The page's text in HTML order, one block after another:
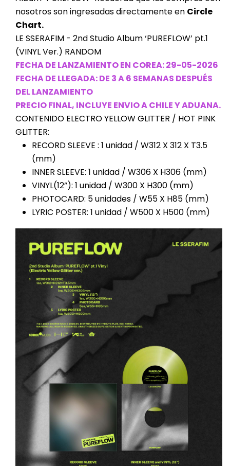
nosotros son ingresadas directamente en Circle
Chart.
LE SSERAFIM - 2nd Studio Album ‘PUREFLOW’ pt.1
(VINYL Ver.) RANDOM
FECHA DE LANZAMIENTO EN COREA: 29-05-2026
FECHA DE LLEGADA: DE 3 A 6 SEMANAS DESPUÉS
DEL LANZAMIENTO
PRECIO FINAL, INCLUYE ENVIO A CHILE Y ADUANA.
CONTENIDO ELECTRO YELLOW GLITTER / HOT PINK
GLITTER:
RECORD SLEEVE : 1 unidad / W312 X 312 X T3.5
(mm)
INNER SLEEVE: 1 unidad / W306 X H306 (mm)
VINYL(12”): 1 unidad / W300 X H300 (mm)
PHOTOCARD: 5 unidades / W55 X H85 (mm)
LYRIC POSTER: 1 unidad / W500 X H500 (mm)